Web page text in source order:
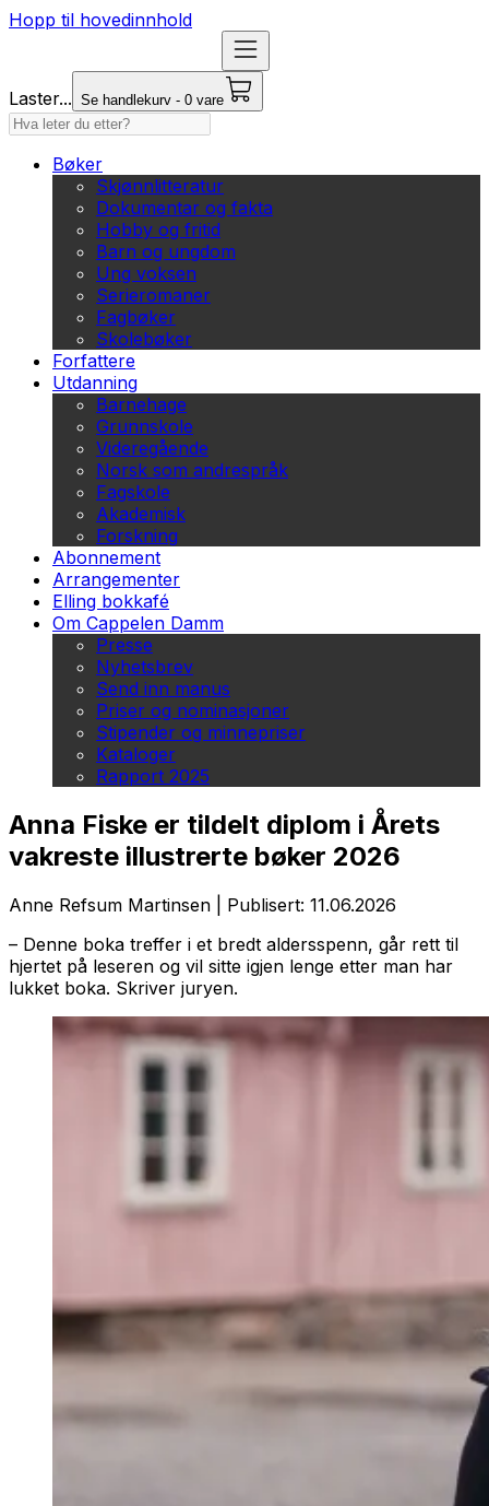
Hopp til hovedinnhold
Laster... Se handlekurv - 0 vare
Bøker
Skjønnlitteratur
Dokumentar og fakta
Hobby og fritid
Barn og ungdom
Ung voksen
Serieromaner
Fagbøker
Skolebøker
Forfattere
Utdanning
Barnehage
Grunnskole
Videregående
Norsk som andrespråk
Fagskole
Akademisk
Forskning
Abonnement
Arrangementer
Elling bokkafé
Om Cappelen Damm
Presse
Nyhetsbrev
Send inn manus
Priser og nominasjoner
Stipender og minnepriser
Kataloger
Rapport 2025
Anna Fiske er tildelt diplom i Årets
vakreste illustrerte bøker 2026
Anne Refsum Martinsen
Publisert: 11.06.2026
– Denne boka treffer i et bredt aldersspenn, går rett til
hjertet på leseren og vil sitte igjen lenge etter man har
lukket boka. Skriver juryen.